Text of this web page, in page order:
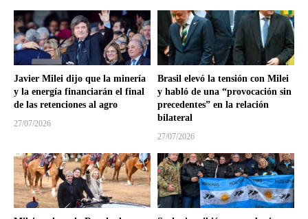
Javier Milei dijo que la minería
y la energía financiarán el final
de las retenciones al agro
27/07/2026
Brasil elevó la tensión con Milei
y habló de una “provocación sin
precedentes” en la relación
bilateral
27/07/2026